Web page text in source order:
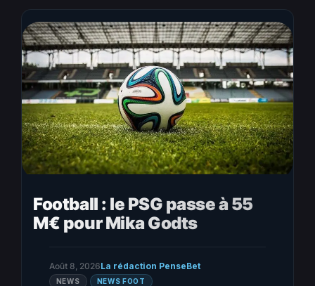
Football : le PSG passe à 55
M€ pour Mika Godts
Août 8, 2026La rédaction PenseBet
NEWS NEWS FOOT